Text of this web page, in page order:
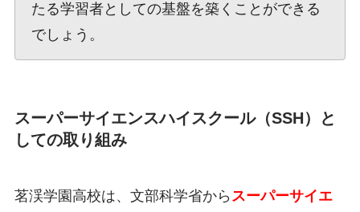
たる学習者としての基盤を築くことができる
でしょう。
スーパーサイエンスハイスクール（SSH）と
しての取り組み
茗渓学園高校は、文部科学省から スーパーサイエ